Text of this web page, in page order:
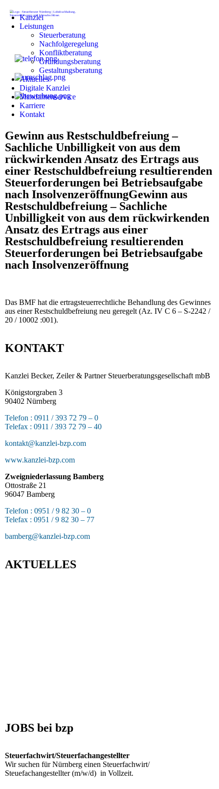
Kanzlei
Leistungen
Steuerberatung
Nachfolgeregelung
Konfliktberatung
Gründungsberatung
Gestaltungsberatung
Aktuelles
Digitale Kanzlei
Mandantenservice
Karriere
Kontakt
Gewinn aus Restschuldbefreiung –
Sachliche Unbilligkeit von aus dem
rückwirkenden Ansatz des Ertrags aus
einer Restschuldbefreiung resultierenden
Steuerforderungen bei Betriebsaufgabe
nach InsolvenzeröffnungGewinn aus
Restschuldbefreiung – Sachliche
Unbilligkeit von aus dem rückwirkenden
Ansatz des Ertrags aus einer
Restschuldbefreiung resultierenden
Steuerforderungen bei Betriebsaufgabe
nach Insolvenzeröffnung
Das BMF hat die ertragsteuerrechtliche Behandlung des Gewinnes
aus einer Restschuldbefreiung neu geregelt (Az. IV C 6 – S-2242 /
20 / 10002 :001).
KONTAKT
Kanzlei Becker, Zeiler & Partner Steuerberatungsgesellschaft mbB
Königstorgraben 3
90402 Nürnberg
Telefon : 0911 / 393 72 79 – 0
Telefax : 0911 / 393 72 79 – 40
kontakt@kanzlei-bzp.com
www.kanzlei-bzp.com
Zweigniederlassung Bamberg
Ottostraße 21
96047 Bamberg
Telefon : 0951 / 9 82 30 – 0
Telefax : 0951 / 9 82 30 – 77
bamberg@kanzlei-bzp.com
AKTUELLES
JOBS bei bzp
Steuerfachwirt/Steuerfachangestellter
Wir suchen für Nürnberg einen Steuerfachwirt/
Steuefachangestellter (m/w/d) in Vollzeit.